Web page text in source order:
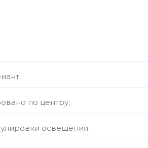
по центру;
освещения;